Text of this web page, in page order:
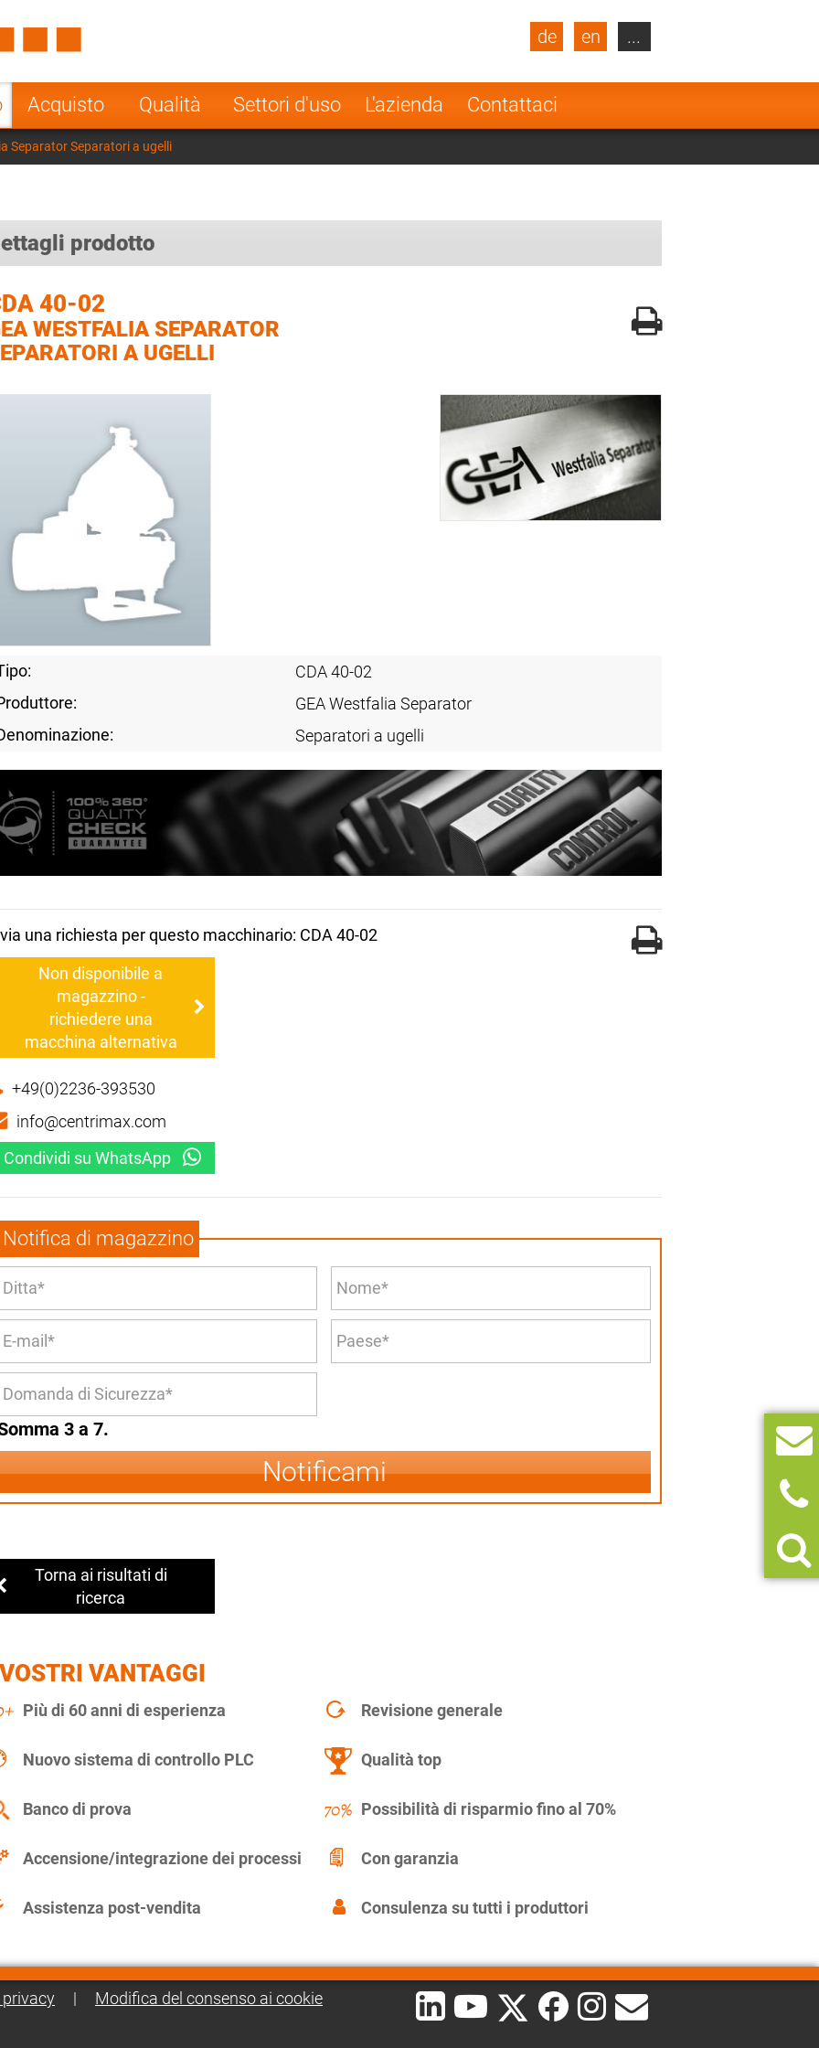
Acquisto Qualità Settori d'uso L'azienda Contattaci
de en
Turkey
Poland Norway
Netherlands
...
Separator Separatori a ugelli
prodotto
40-02
WESTFALIA SEPARATOR
A UGELLI
CDA 40-02
GEA Westfalia Separator
Separatori a ugelli
una richiesta per questo macchinario: CDA 40-02
Non disponibile a
magazzino -
richiedere una
macchina alternativa
+49(0)2236-393530
info@centrimax.com
Condividi su WhatsApp
Notifica di magazzino
3 a 7.
Notificami
Torna ai risultati di
ricerca
VANTAGGI
Più di 60 anni di esperienza Revisione generale
Nuovo sistema di controllo PLC Qualità top
Banco di prova Possibilità di risparmio fino al 70%
Accensione/integrazione dei processi Con garanzia
Assistenza post-vendita Consulenza su tutti i produttori
| Modifica del consenso ai cookie